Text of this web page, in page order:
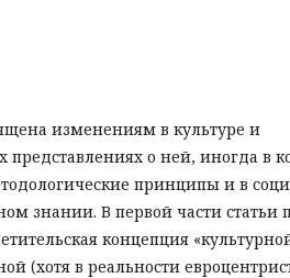
изменениям в культуре и
о ней, иногда в
принципы и в
знании. В первой части статьи
концепция
(хотя в реальности